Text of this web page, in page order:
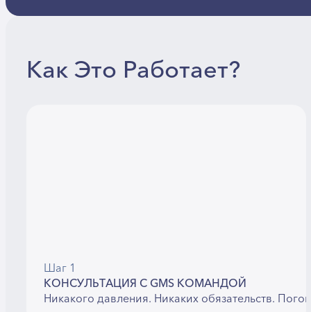
Как Это Работает?
Шаг 1
КОНСУЛЬТАЦИЯ С GMS КОМАНДОЙ
Никакого давления. Никаких обязательств.